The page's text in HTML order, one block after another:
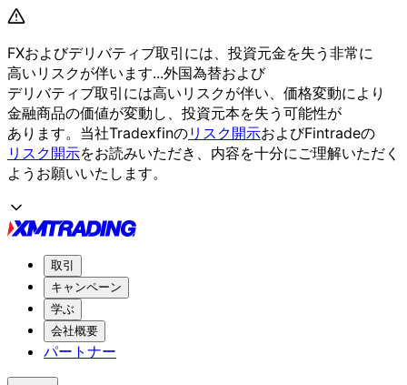
FXおよびデリバティブ取引には、 投資元金を失う 非常に
高いリスクが伴います...外国為替および
デリバティブ取引には高いリスクが伴い、 価格変動により
金融商品の価値が変動し、 投資元本を失う 可能性が
あります。 当社Tradexfinのリスク開示およびFintradeの
リスク開示をお読みいただき、 内容を十分にご理解いただく
よう お願いいたします。
取引
キャンペーン
学ぶ
会社概要
パートナー